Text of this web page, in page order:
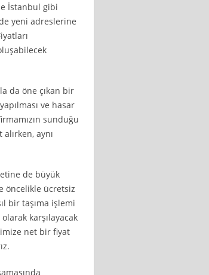
İstanbul gibi
yeni adreslerine
da öne çıkan bir
ve hasar
sunduğu
aynı
de büyük
öncelikle ücretsiz
bir taşıma işlemi
karşılayacak
net bir fiyat